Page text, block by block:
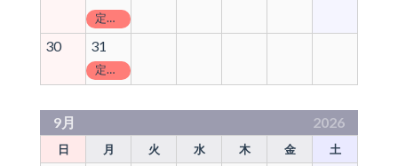
定休日
30 31
定休日
9月 2026
日 月 火 水 木 金 土